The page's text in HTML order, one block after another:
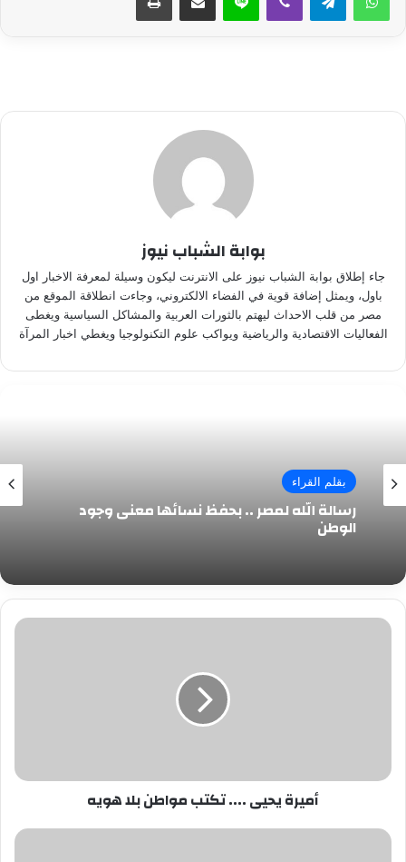
بوابة الشباب نيوز
جاء إطلاق بوابة الشباب نيوز على الانترنت ليكون وسيلة لمعرفة الاخبار اول
باول، ويمثل إضافة قوية في الفضاء الالكتروني، وجاءت انطلاقة الموقع من
مصر من قلب الاحداث ليهتم بالثورات العربية والمشاكل السياسية ويغطى
الفعاليات الاقتصادية والرياضية ويواكب علوم التكنولوجيا ويغطي اخبار المرآة
بقلم القراء
رسالة الله لمصر .. بحفظ نسائها معنى وجود
الوطن
أميرة
أميرة يحيى .... تكتب مواطن بلا هويه
فاطمة